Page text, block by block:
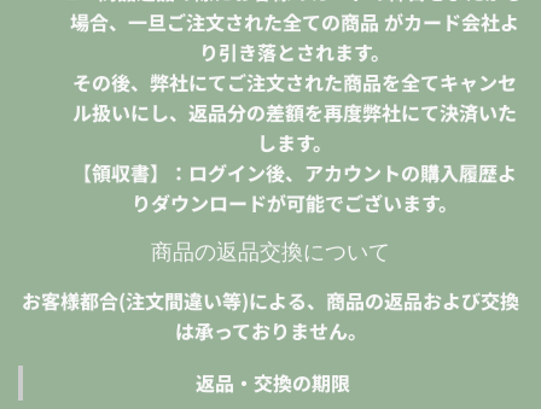
場合、一旦ご注文された全ての商品 がカード会社よ
り引き落とされます。
その後、弊社にてご注文された商品を全てキャンセ
ル扱いにし、返品分の差額を再度弊社にて決済いた
します。
【領収書】：ログイン後、アカウントの購入履歴よ
りダウンロードが可能でございます。
商品の返品交換について
お客様都合(注文間違い等)による、商品の返品および交換
は承っておりません。
返品・交換の期限